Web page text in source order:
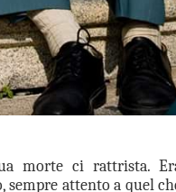
morte ci rattrista.
sempre attento a quel